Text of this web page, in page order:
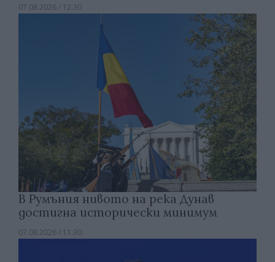
07.08.2026 / 12:30
В Румъния нивото на река Дунав
достигна исторически минимум
07.08.2026 / 11:30